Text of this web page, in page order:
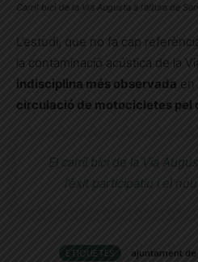
Carril bici de la Via Augusta a l’altura de
L’estudi, que no fa cap
la contaminació acústica de la
indisciplina més observada en
circulació de motocicletes pel
El carril bici de la Via
l’èxit participatiu i el
ETIQUETES ajuntament